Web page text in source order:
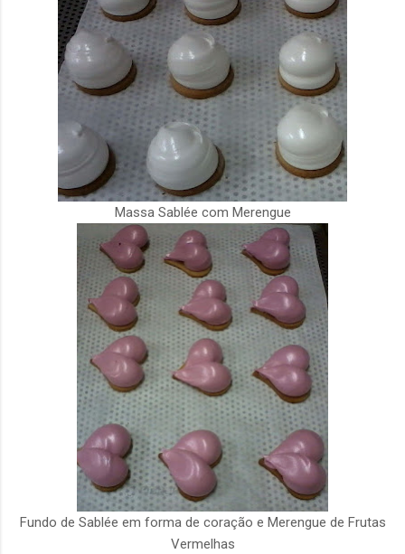
Massa Sablée com Merengue
Fundo de Sablée em forma de coração e Merengue de Frutas
Vermelhas